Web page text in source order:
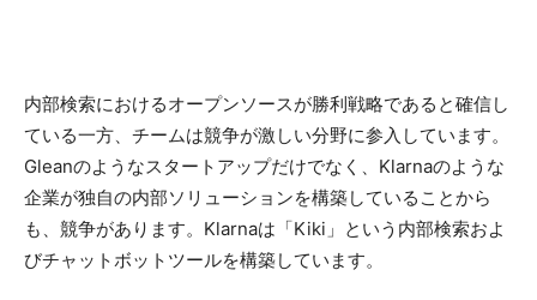
内部検索におけるオープンソースが勝利戦略であると確信し
ている一方、チームは競争が激しい分野に参入しています。
Gleanのようなスタートアップだけでなく、Klarnaのような
企業が独自の内部ソリューションを構築していることから
も、競争があります。Klarnaは「Kiki」という内部検索およ
びチャットボットツールを構築しています。